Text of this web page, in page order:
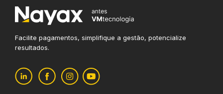
Facilite pagamentos, simplifique a gestão, potencialize
resultados.